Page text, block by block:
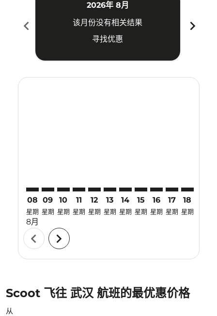
chevron_left
2026年 8月
该月份没有相关结果
寻找优惠
chevron_right
08
星期
8月
09
星期
10
星期
11
星期
12
星期
13
星期
14
星期
15
星期
16
星期
17
星期
18
星期
chevron_left chevron_right
Scoot 飞往 武汉 航班的最优惠价格
从